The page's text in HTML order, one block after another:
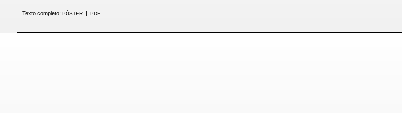
Texto completo: PÔSTER| PDF